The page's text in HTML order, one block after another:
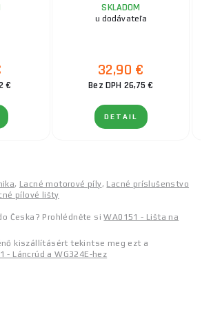
€
SKLADOM
u dodávateľa
32,90 €
Bez DPH 26,75 €
DETAIL
, Lacné motorové píly, Lacné príslušenstvo
pílové lišty
Česka? Prohlédněte siWA0151 - Lišta na
kiszállításért tekintse meg ezt a
- Láncrúd a WG324E-hez